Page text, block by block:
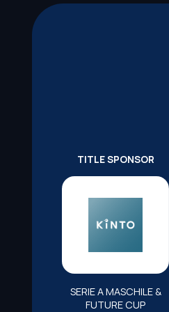
TITLE SPONSOR
SERIE A MASCHILE &
FUTURE CUP